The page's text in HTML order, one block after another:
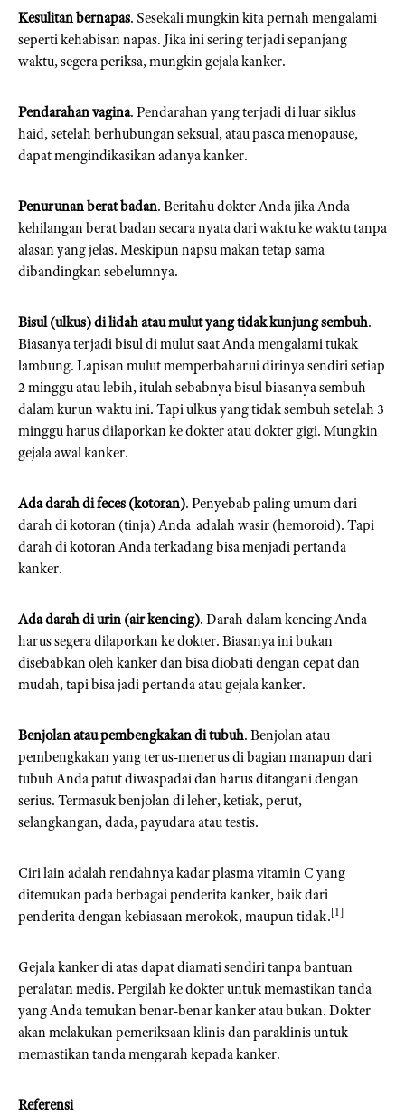
Kesulitan bernapas. Sesekali mungkin kita pernah mengalami
seperti kehabisan napas. Jika ini sering terjadi sepanjang
waktu, segera periksa, mungkin gejala kanker.
Pendarahan vagina. Pendarahan yang terjadi di luar siklus
haid, setelah berhubungan seksual, atau pasca menopause,
dapat mengindikasikan adanya kanker.
Penurunan berat badan. Beritahu dokter Anda jika Anda
kehilangan berat badan secara nyata dari waktu ke waktu tanpa
alasan yang jelas. Meskipun napsu makan tetap sama
dibandingkan sebelumnya.
Bisul (ulkus) di lidah atau mulut yang tidak kunjung sembuh.
Biasanya terjadi bisul di mulut saat Anda mengalami tukak
lambung. Lapisan mulut memperbaharui dirinya sendiri setiap
2 minggu atau lebih, itulah sebabnya bisul biasanya sembuh
dalam kurun waktu ini. Tapi ulkus yang tidak sembuh setelah 3
minggu harus dilaporkan ke dokter atau dokter gigi. Mungkin
gejala awal kanker.
Ada darah di feces (kotoran). Penyebab paling umum dari
darah di kotoran (tinja) Anda adalah wasir (hemoroid). Tapi
darah di kotoran Anda terkadang bisa menjadi pertanda
kanker.
Ada darah di urin (air kencing). Darah dalam kencing Anda
harus segera dilaporkan ke dokter. Biasanya ini bukan
disebabkan oleh kanker dan bisa diobati dengan cepat dan
mudah, tapi bisa jadi pertanda atau gejala kanker.
Benjolan atau pembengkakan di tubuh. Benjolan atau
pembengkakan yang terus-menerus di bagian manapun dari
tubuh Anda patut diwaspadai dan harus ditangani dengan
serius. Termasuk benjolan di leher, ketiak, perut,
selangkangan, dada, payudara atau testis.
Ciri lain adalah rendahnya kadar plasma vitamin C yang
ditemukan pada berbagai penderita kanker, baik dari
penderita dengan kebiasaan merokok, maupun tidak.[1]
Gejala kanker di atas dapat diamati sendiri tanpa bantuan
peralatan medis. Pergilah ke dokter untuk memastikan tanda
yang Anda temukan benar-benar kanker atau bukan. Dokter
akan melakukan pemeriksaan klinis dan paraklinis untuk
memastikan tanda mengarah kepada kanker.
Referensi